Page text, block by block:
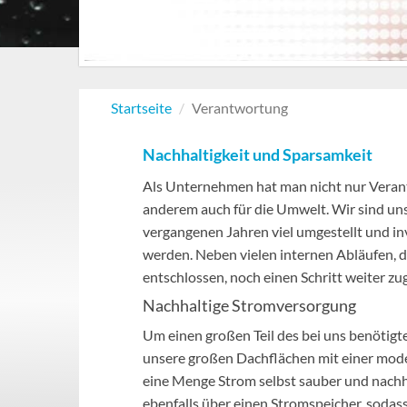
Frau mit Lächeln
Startseite Verantwortung
Nachhaltigkeit und Sparsamkeit
Als Unternehmen hat man nicht nur
anderem auch für die Umwelt. Wir sind
vergangenen Jahren viel umgestellt und
werden. Neben vielen internen Abläufen,
entschlossen, noch einen Schritt weiter
Nachhaltige Stromversorgung
Um einen großen Teil des bei uns
unsere großen Dachflächen mit einer
eine Menge Strom selbst sauber und
ebenfalls über einen Stromspeicher,